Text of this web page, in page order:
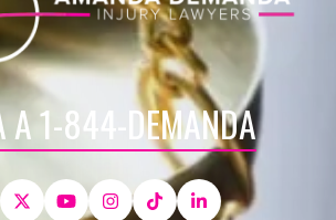
A 1-844-DEMANDA